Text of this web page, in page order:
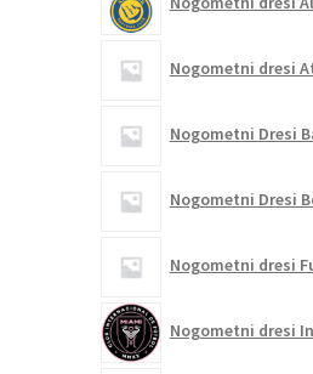
Nogometni dresi
Nogometni Dresi
Nogometni Dresi
Nogometni dresi
Nogometni dresi